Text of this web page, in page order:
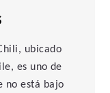
equivalente
por el
Verde, y por
en el corto
ubicado
es uno de
no está bajo